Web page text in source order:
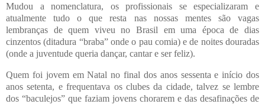
Mudou a nomenclatura, os profissionais se especializaram e
atualmente tudo o que resta nas nossas mentes são vagas
lembranças de quem viveu no Brasil em uma época de dias
cinzentos (ditadura “braba” onde o pau comia) e de noites douradas
(onde a juventude queria dançar, cantar e ser feliz).
Quem foi jovem em Natal no final dos anos sessenta e início dos
anos setenta, e frequentava os clubes da cidade, talvez se lembre
dos “baculejos” que faziam jovens chorarem e das desafinações de